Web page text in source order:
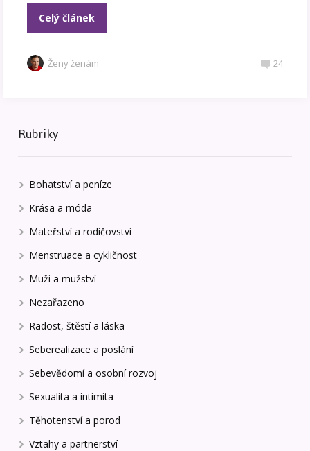
Celý článek
Ženy ženám 24
Rubriky
Bohatství a peníze
Krása a móda
Mateřství a rodičovství
Menstruace a cykličnost
Muži a mužství
Nezařazeno
Radost, štěstí a láska
Seberealizace a poslání
Sebevědomí a osobní rozvoj
Sexualita a intimita
Těhotenství a porod
Vztahy a partnerství